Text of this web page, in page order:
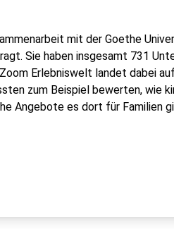
mit der Goethe
Sie haben insgesamt 731
Erlebniswelt landet dabei
zum Beispiel bewerten, wie
Angebote es dort für Familien